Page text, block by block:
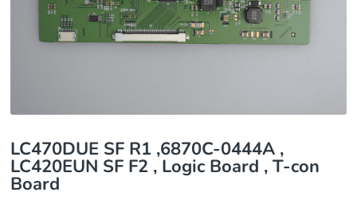
LC470DUE SF R1 ,6870C-0444A ,
LC420EUN SF F2 , Logic Board , T-con
Board